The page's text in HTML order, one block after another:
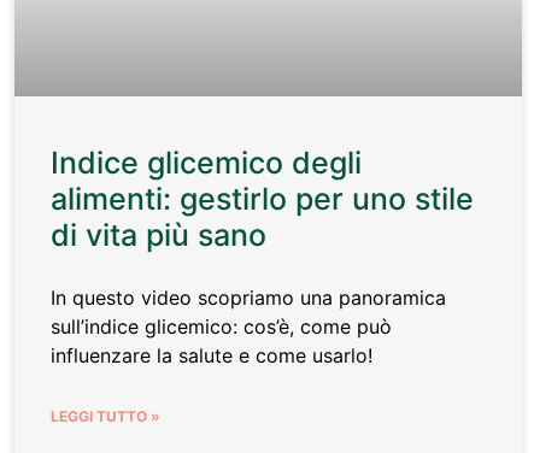
Indice glicemico degli
alimenti: gestirlo per uno stile
di vita più sano
In questo video scopriamo una panoramica
sull’indice glicemico: cos’è, come può
influenzare la salute e come usarlo!
LEGGI TUTTO »